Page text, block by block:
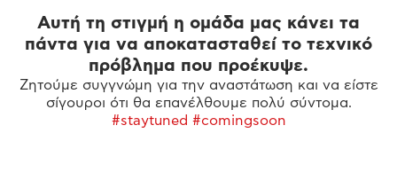
Αυτή τη στιγμή η ομάδα μας κάνει τα
πάντα για να αποκατασταθεί το τεχνικό
πρόβλημα που προέκυψε.
Ζητούμε συγγνώμη για την αναστάτωση και να είστε
σίγουροι ότι θα επανέλθουμε πολύ σύντομα.
#staytuned #comingsoon